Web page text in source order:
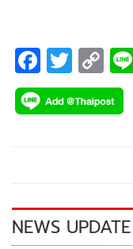
F
ac
e
k
T
wi
tt
C
o
p
k
NEWS UPDATE